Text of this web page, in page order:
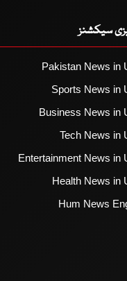
سیکشنز
Pakistan News in
Sports News in
Business News in
Tech News in
Entertainment News in
Health News in
Hum News